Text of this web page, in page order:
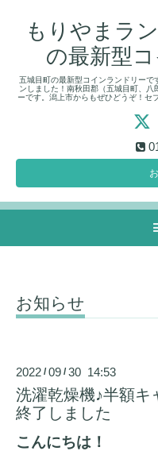
もりやまラ
の最新型
五城目町の最新型コインランドリー
ンしました！南秋田郡（五城目町、
ーです。潟上市からもぜひどうぞ！セ
お知らせ
2022 /09 /30 14:53
洗濯乾燥機♪半額
終了しました
こんにちは！